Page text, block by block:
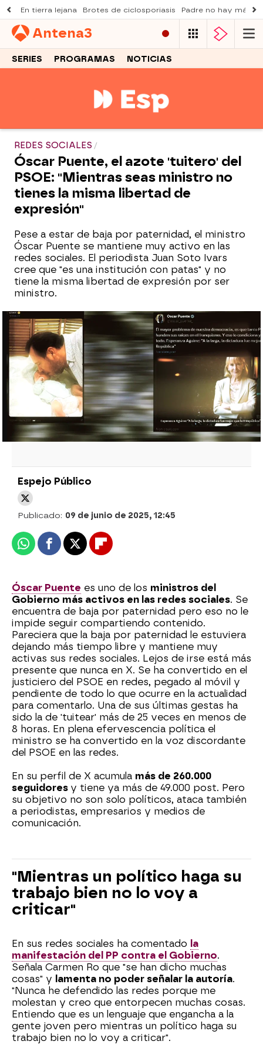
En tierra lejana Brotes de ciclosporiasis Padre no hay más
Antena3
SERIES PROGRAMAS NOTICIAS
REDES SOCIALES
Óscar Puente, el azote 'tuitero' del
PSOE: "Mientras seas ministro no
tienes la misma libertad de
expresión"
Pese a estar de baja por paternidad, el ministro
Óscar Puente se mantiene muy activo en las
redes sociales. El periodista Juan Soto Ivars
cree que "es una institución con patas" y no
tiene la misma libertad de expresión por ser
ministro.
Feijóo, en la manifestación de Madrid,
pide elecciones a Sánchez: "Ríndase a la
democracia"
Gan Pampols habla sobre Óscar Puente:
"No tengo ninguna interlocución formal
con el Gobierno"
Espejo Público
Publicado: 09 de junio de 2025, 12:45
WhatsappFacebook
X Flipboard
Óscar Puente es uno de los ministros del
Gobierno más activos en las redes sociales. Se
encuentra de baja por paternidad pero eso no le
impide seguir compartiendo contenido.
Pareciera que la baja por paternidad le estuviera
dejando más tiempo libre y mantiene muy
activas sus redes sociales. Lejos de irse está más
presente que nunca en X. Se ha convertido en el
justiciero del PSOE en redes, pegado al móvil y
pendiente de todo lo que ocurre en la actualidad
para comentarlo. Una de sus últimas gestas ha
sido la de 'tuitear' más de 25 veces en menos de
8 horas. En plena efervescencia política el
ministro se ha convertido en la voz discordante
del PSOE en las redes.
En su perfil de X acumula más de 260.000
seguidores y tiene ya más de 49.000 post. Pero
su objetivo no son solo políticos, ataca también
a periodistas, empresarios y medios de
comunicación.
"Mientras un político haga su
trabajo bien no lo voy a
criticar"
En sus redes sociales ha comentado la
manifestación del PP contra el Gobierno.
Señala Carmen Ro que "se han dicho muchas
cosas" y lamenta no poder señalar la autoría.
"Nunca he defendido las redes porque me
molestan y creo que entorpecen muchas cosas.
Entiendo que es un lenguaje que engancha a la
gente joven pero mientras un político haga su
trabajo bien no lo voy a criticar".